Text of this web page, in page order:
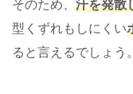
そのため、 汗を発散
型くずれもしにくい
ると言えるでしょう。